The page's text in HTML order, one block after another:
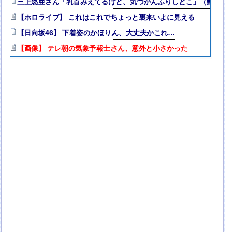
三上悠亜さん「乳首みえてるけど、気づかんふりしとこ」（動画
【ホロライブ】 これはこれでちょっと裏来いよに見える
【日向坂46】 下着姿のかほりん、大丈夫かこれ…
【画像】 テレ朝の気象予報士さん、意外と小さかった